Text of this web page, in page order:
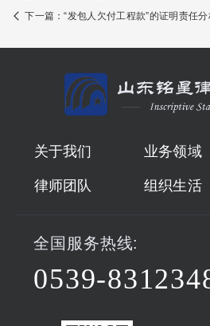
下一篇：“发包人欠付工程款”的证明责任
关于我们 业务领域
律师团队 组织生活
全国服务热线:
0539-